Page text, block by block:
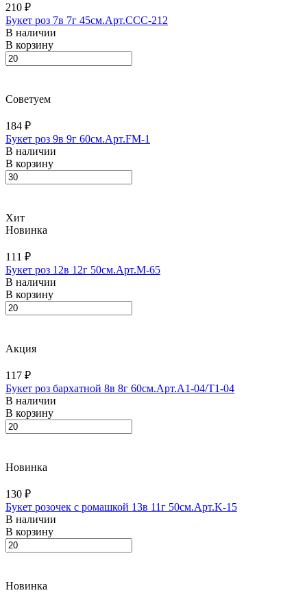
210 ₽
Букет роз 7в 7г 45см.Арт.CCC-212
В наличии
В корзину
Советуем
184 ₽
Букет роз 9в 9г 60см.Арт.FM-1
В наличии
В корзину
Хит
Новинка
111 ₽
Букет роз 12в 12г 50см.Арт.M-65
В наличии
В корзину
Акция
117 ₽
Букет роз бархатной 8в 8г 60см.Арт.A1-04/T1-04
В наличии
В корзину
Новинка
130 ₽
Букет розочек с ромашкой 13в 11г 50см.Арт.K-15
В наличии
В корзину
Новинка